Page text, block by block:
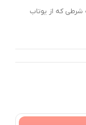
شرطی که از یوتاب